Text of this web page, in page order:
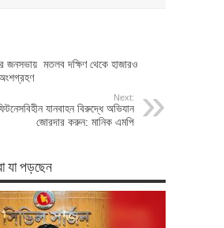
জনসভায় মতলব দক্ষিণ থেকে হাজারও
অংশগ্রহণ
Next:
যানবাহন বিরুদ্ধে অভিযান
জোরদার করুন: মানিক এমপি
যা পড়ছেন